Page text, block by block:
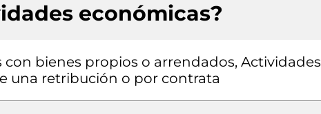
económicas?
bienes propios o arrendados, Actividades
una retribución o por contrata